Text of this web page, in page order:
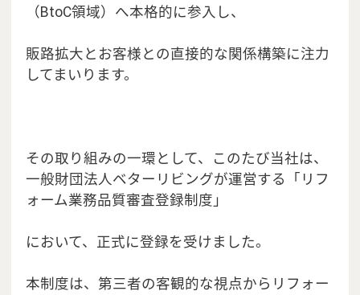
（BtoC領域）へ本格的に参入し、
販路拡大とお客様との直接的な関係構築に注力
してまいります。
その取り組みの一環として、このたび当社は、
一般財団法人ベターリビングが運営する「リフ
ォーム業務品質審査登録制度」
において、正式に登録を受けました。
本制度は、第三者の客観的な視点からリフォー